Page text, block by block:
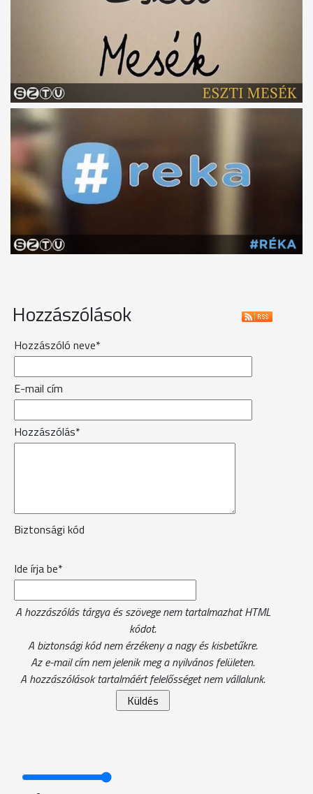
Hozzászólások
Hozzászóló neve*
E-mail cím
Hozzászólás*
Biztonsági kód
Ide írja be*
A hozzászólás tárgya és szövege nem tartalmazhat HTML
kódot.
A biztonsági kód nem érzékeny a nagy és kisbetűkre.
Az e-mail cím nem jelenik meg a nyilvános felületen.
A hozzászólások tartalmáért felelősséget nem vállalunk.